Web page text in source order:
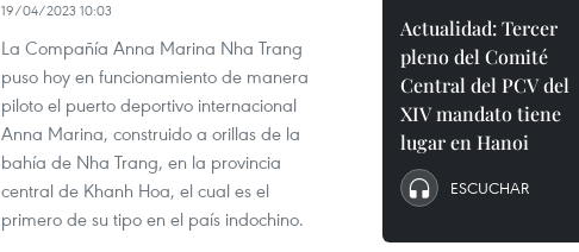
19/04/2023 10:03
La Compañía Anna Marina Nha Trang
puso hoy en funcionamiento de manera
piloto el puerto deportivo internacional
Anna Marina, construido a orillas de la
bahía de Nha Trang, en la provincia
central de Khanh Hoa, el cual es el
primero de su tipo en el país indochino.
Actualidad: Tercer
pleno del Comité
Central del PCV del
XIV mandato tiene
lugar en Hanoi
ESCUCHAR